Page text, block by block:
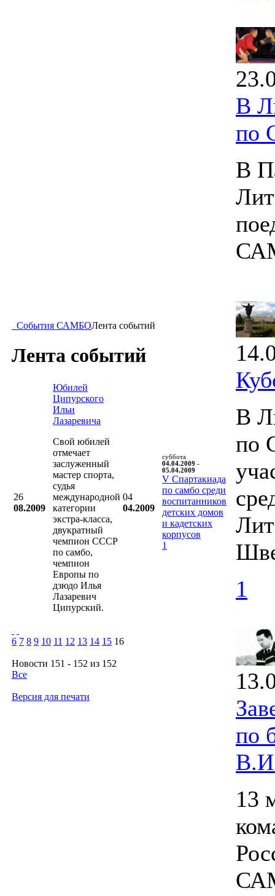
События САМБОЛента событий
Лента событий
26
08.2009
Юбилей
Ципурского
Ильи
Лазаревича
Свой юбилей
отмечает
заслуженный
мастер спорта,
судья
международной
категории
экстра-класса,
двукратный
чемпион СССР
по самбо,
чемпион
Европы по
дзюдо Илья
Лазаревич
Ципурский.
04
04.2009
суббота
04.04.2009 -
05.04.2009
V Cпартакиада
по самбо среди
воспитанников
детских домов
и кадетских
корпусов
1
6 7 8 9 10 11 12 13 14 15 16
Новости 151 - 152 из 152
Все
Версия для печати
В
по
В
В
по
1
по
13